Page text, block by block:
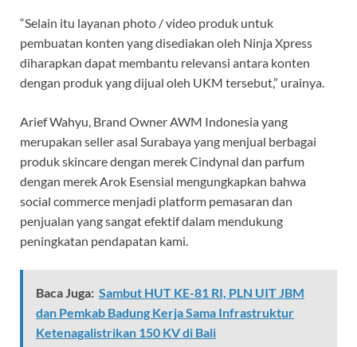
“Selain itu layanan photo / video produk untuk
pembuatan konten yang disediakan oleh Ninja Xpress
diharapkan dapat membantu relevansi antara konten
dengan produk yang dijual oleh UKM tersebut,” urainya.
Arief Wahyu, Brand Owner AWM Indonesia yang
merupakan seller asal Surabaya yang menjual berbagai
produk skincare dengan merek Cindynal dan parfum
dengan merek Arok Esensial mengungkapkan bahwa
social commerce menjadi platform pemasaran dan
penjualan yang sangat efektif dalam mendukung
peningkatan pendapatan kami.
Baca Juga: Sambut HUT KE-81 RI, PLN UIT JBM
dan Pemkab Badung Kerja Sama Infrastruktur
Ketenagalistrikan 150 KV di Bali